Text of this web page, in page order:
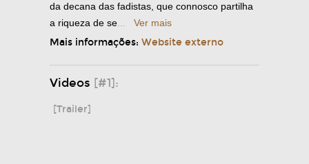
da decana das fadistas, que connosco partilha
a riqueza de se
Ver mais
Mais informações: Website externo
Videos [#1]:
[Trailer]